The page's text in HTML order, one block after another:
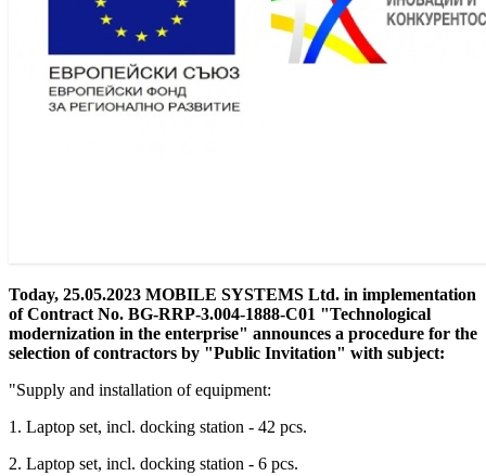
Today, 25.05.2023 MOBILE SYSTEMS Ltd. in implementation
of Contract No. BG-RRP-3.004-1888-C01 "Technological
modernization in the enterprise" announces a procedure for the
selection of contractors by "Public Invitation" with subject:
"Supply and installation of equipment:
1. Laptop set, incl. docking station - 42 pcs.
2. Laptop set, incl. docking station - 6 pcs.